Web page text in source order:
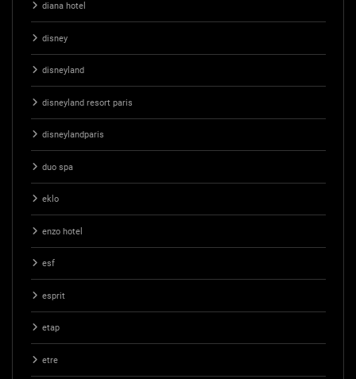
diana hotel
disney
disneyland
disneyland resort paris
disneylandparis
duo spa
eklo
enzo hotel
esf
esprit
etap
etre